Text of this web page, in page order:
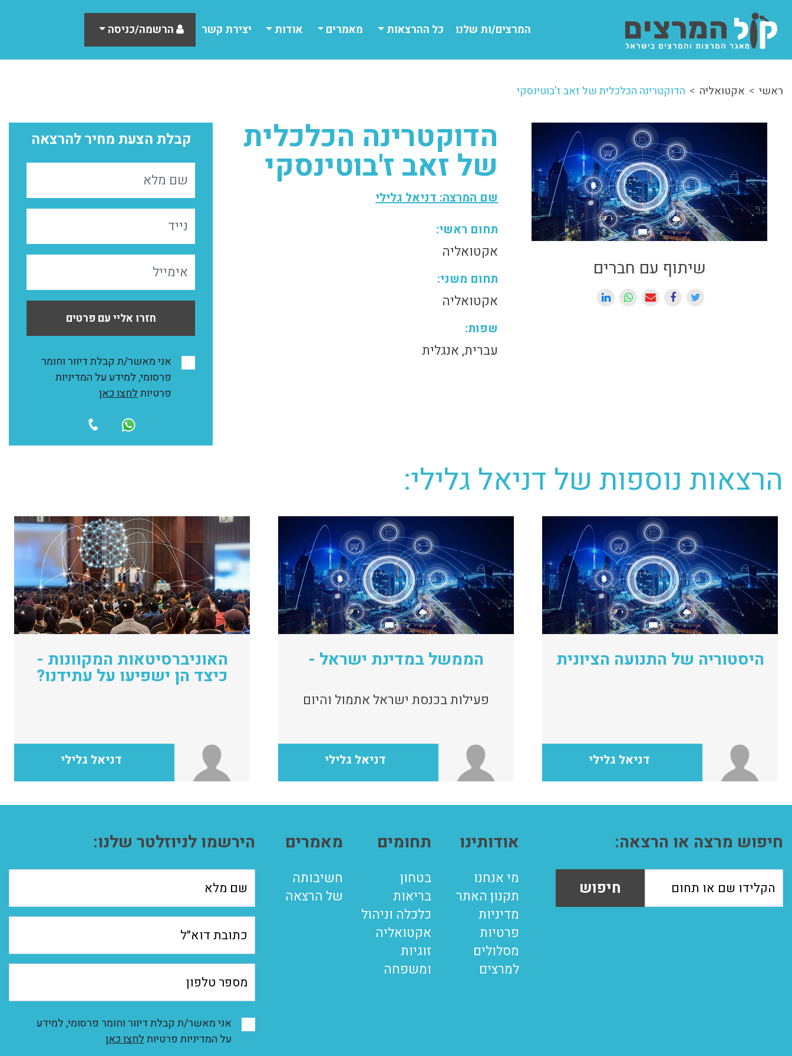
המרצים/ות שלנו כל ההרצאות מאמרים אודות יצירת קשר הרשמה/כניסה
ראשי אקטואליה הדוקטרינה הכלכלית של זאב ז'בוטינסקי
שיתוף עם חברים
הדוקטרינה הכלכלית
של זאב ז'בוטינסקי
שם המרצה: דניאל גלילי
תחום ראשי:
אקטואליה
תחום משני:
אקטואליה
שפות:
עברית, אנגלית
קבלת הצעת מחיר להרצאה
חזרו אליי עם פרטים
אני מאשר/ת קבלת דיוור וחומר
פרסומי, למידע על המדיניות
פרטיותלחצו כאן
הרצאות נוספות של דניאל גלילי:
היסטוריה של התנועה הציונית
דניאל גלילי
הממשל במדינת ישראל -
פעילות בכנסת ישראל אתמול והיום
דניאל גלילי
האוניברסיטאות המקוונות -
כיצד הן ישפיעו על עתידנו?
דניאל גלילי
חיפוש מרצה או הרצאה:
חיפוש
אודותינו
מי אנחנו
תקנון האתר
מדיניות
פרטיות
מסלולים
למרצים
תחומים
בטחון
בריאות
כלכלה וניהול
אקטואליה
זוגיות
ומשפחה
מאמרים
חשיבותה
של הרצאה
הירשמו לניוזלטר שלנו:
אני מאשר/ת קבלת דיוור וחומר פרסומי, למידע
על המדיניות פרטיותלחצו כאן